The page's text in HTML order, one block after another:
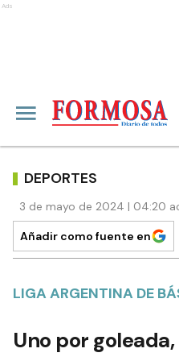
Ads
DEPORTES
3 de mayo de 2024 | 04:20
Añadir como fuente en
LIGA ARGENTINA DE
Uno por